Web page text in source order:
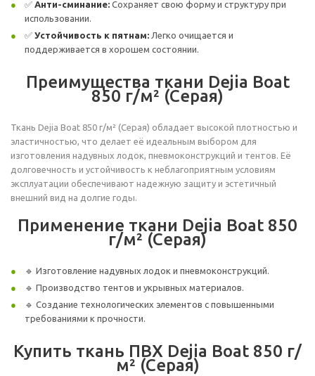
✅ Анти-сминание: Сохраняет свою форму и структуру при
использовании.
✅ Устойчивость к пятнам: Легко очищается и
поддерживается в хорошем состоянии.
Преимущества ткани Dejia Boat
850 г/м² (Серая)
Ткань Dejia Boat 850 г/м² (Серая) обладает высокой плотностью и
эластичностью, что делает её идеальным выбором для
изготовления надувных лодок, пневмоконструкций и тентов. Её
долговечность и устойчивость к неблагоприятным условиям
эксплуатации обеспечивают надежную защиту и эстетичный
внешний вид на долгие годы.
Применение ткани Dejia Boat 850
г/м² (Серая)
🔹 Изготовление надувных лодок и пневмоконструкций.
🔹 Производство тентов и укрывных материалов.
🔹 Создание технологических элементов с повышенными
требованиями к прочности.
Купить ткань ПВХ Dejia Boat 850 г/
м² (Серая)